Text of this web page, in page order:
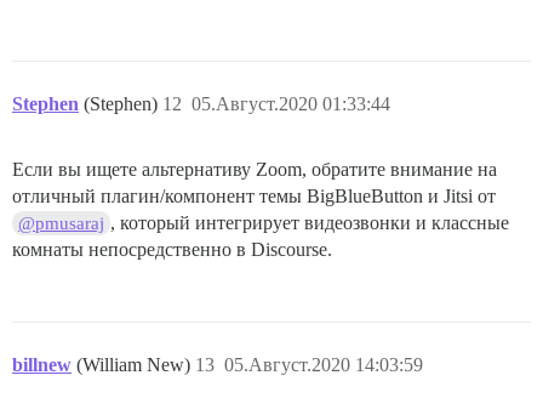
Stephen (Stephen) 05.Август.2020 01:33:44
12
Если вы ищете альтернативу Zoom, обратите внимание на
отличный плагин/компонент темы BigBlueButton и Jitsi от
@pmusaraj , который интегрирует видеозвонки и классные
комнаты непосредственно в Discourse.
billnew (William New) 05.Август.2020 14:03:59
13